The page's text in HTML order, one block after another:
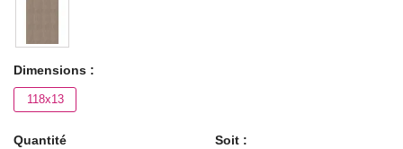
Dimensions :
118x13
Quantité Soit :